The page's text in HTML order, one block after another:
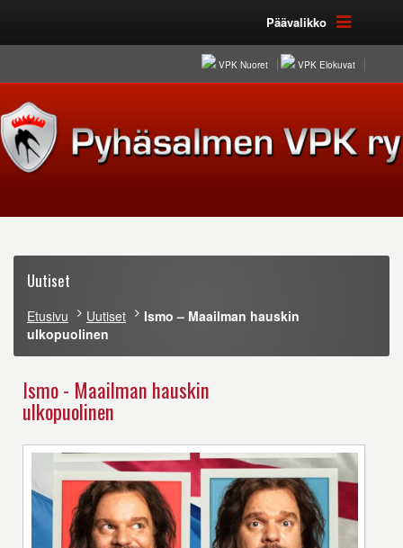
Päävalikko
VPK Nuoret VPK Elokuvat
Uutiset
Etusivu Uutiset
Ismo – Maailman hauskin
ulkopuolinen
Ismo - Maailman hauskin
ulkopuolinen